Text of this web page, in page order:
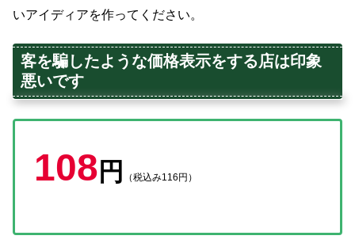
いアイディアを作ってください。
客を騙したような価格表示をする店は印象
悪いです
108 円 （税込み116円）